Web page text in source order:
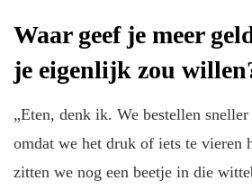
Waar geef je meer
je eigenlijk zou
„Eten, denk ik. We bestellen
omdat we het druk of iets te vieren
zitten we nog een beetje in die